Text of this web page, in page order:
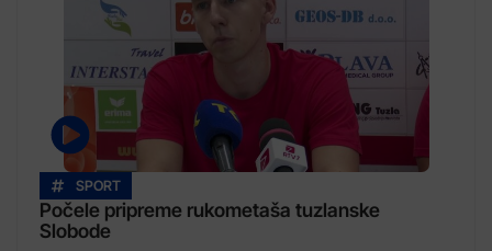
SPORT
Počele pripreme rukometaša tuzlanske
Slobode